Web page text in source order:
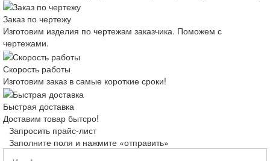
Заказ по чертежу
Изготовим изделия по чертежам заказчика. Поможем с
чертежами.
Скорость работы
Изготовим заказ в самые короткие сроки!
Быстрая доставка
Доставим товар бытсро!
Запросить прайс-лист
Заполните поля и нажмите «отправить»